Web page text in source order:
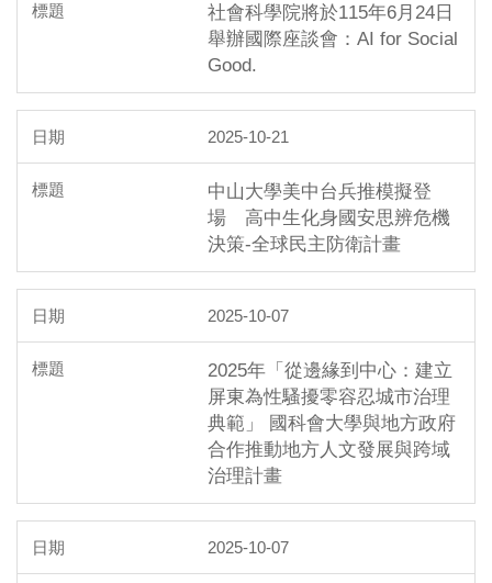
社會科學院將於115年6月24日
舉辦國際座談會：AI for Social
Good.
2025-10-21
中山大學美中台兵推模擬登
場 高中生化身國安思辨危機
決策-全球民主防衛計畫
2025-10-07
2025年「從邊緣到中心：建立
屏東為性騷擾零容忍城市治理
典範」 國科會大學與地方政府
合作推動地方人文發展與跨域
治理計畫
2025-10-07